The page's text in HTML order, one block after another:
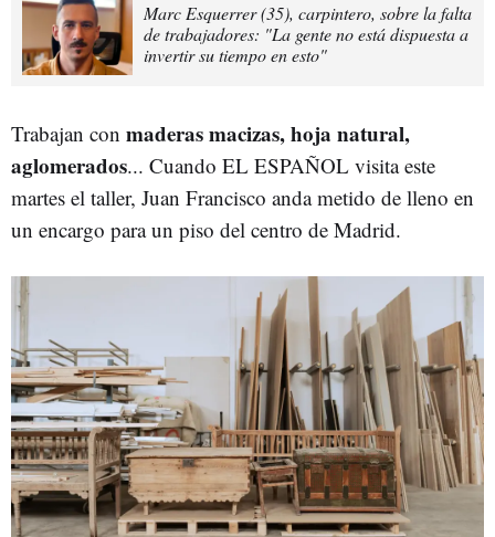
Marc Esquerrer (35), carpintero, sobre la falta
de trabajadores: "La gente no está dispuesta a
invertir su tiempo en esto"
Trabajan con maderas macizas, hoja natural,
aglomerados... Cuando EL ESPAÑOL visita este
martes el taller, Juan Francisco anda metido de lleno en
un encargo para un piso del centro de Madrid.